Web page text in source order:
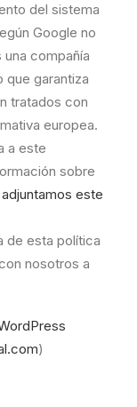
del sistema
Google no
compañía
que garantiza
tratados con
europea.
a este
sobre
este
de esta política
nosotros a
)